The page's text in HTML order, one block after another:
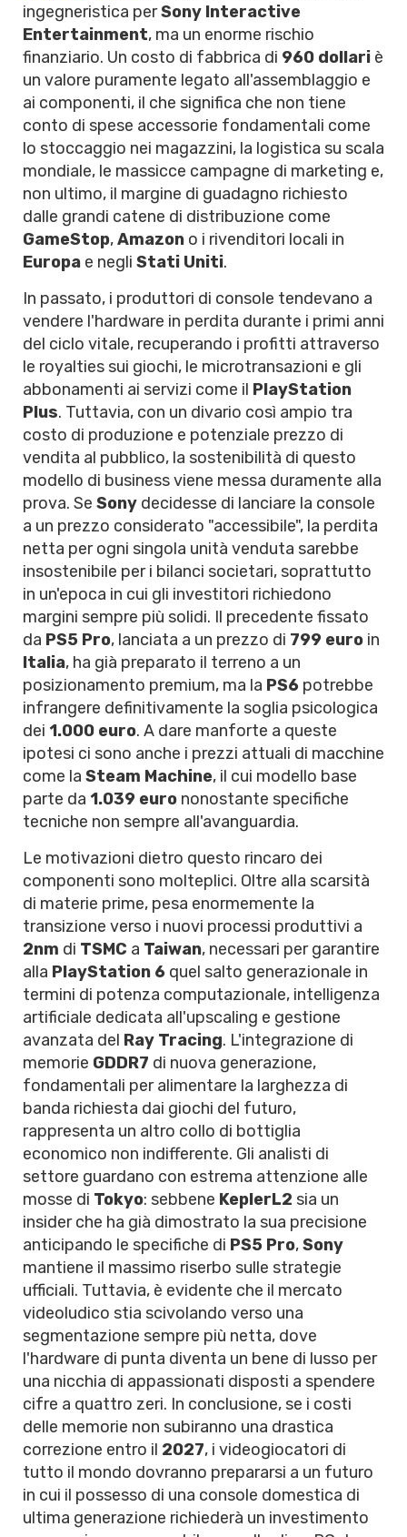
ingegneristica perSony Interactive
Entertainment, ma un enorme rischio
finanziario. Un costo di fabbrica di 960 dollari è
un valore puramente legato all'assemblaggio e
ai componenti, il che significa che non tiene
conto di spese accessorie fondamentali come
lo stoccaggio nei magazzini, la logistica su scala
mondiale, le massicce campagne di marketing e,
non ultimo, il margine di guadagno richiesto
dalle grandi catene di distribuzione come
GameStop,Amazon o i rivenditori locali in
Europa e negli Stati Uniti.
In passato, i produttori di console tendevano a
vendere l'hardware in perdita durante i primi anni
del ciclo vitale, recuperando i profitti attraverso
le royalties sui giochi, le microtransazioni e gli
abbonamenti ai servizi come il PlayStation
Plus. Tuttavia, con un divario così ampio tra
costo di produzione e potenziale prezzo di
vendita al pubblico, la sostenibilità di questo
modello di business viene messa duramente alla
prova. Se Sony decidesse di lanciare la console
a un prezzo considerato "accessibile", la perdita
netta per ogni singola unità venduta sarebbe
insostenibile per i bilanci societari, soprattutto
in un'epoca in cui gli investitori richiedono
margini sempre più solidi. Il precedente fissato
da PS5 Pro, lanciata a un prezzo di 799 euro in
Italia, ha già preparato il terreno a un
posizionamento premium, ma la PS6 potrebbe
infrangere definitivamente la soglia psicologica
dei 1.000 euro. A dare manforte a queste
ipotesi ci sono anche i prezzi attuali di macchine
come la Steam Machine, il cui modello base
parte da 1.039 euro nonostante specifiche
tecniche non sempre all'avanguardia.
Le motivazioni dietro questo rincaro dei
componenti sono molteplici. Oltre alla scarsità
di materie prime, pesa enormemente la
transizione verso i nuovi processi produttivi a
2nm di TSMC a Taiwan, necessari per garantire
alla PlayStation 6 quel salto generazionale in
termini di potenza computazionale, intelligenza
artificiale dedicata all'upscaling e gestione
avanzata del Ray Tracing. L'integrazione di
memorie GDDR7 di nuova generazione,
fondamentali per alimentare la larghezza di
banda richiesta dai giochi del futuro,
rappresenta un altro collo di bottiglia
economico non indifferente. Gli analisti di
settore guardano con estrema attenzione alle
mosse di Tokyo: sebbene KeplerL2 sia un
insider che ha già dimostrato la sua precisione
anticipando le specifiche di PS5 Pro,Sony
mantiene il massimo riserbo sulle strategie
ufficiali. Tuttavia, è evidente che il mercato
videoludico stia scivolando verso una
segmentazione sempre più netta, dove
l'hardware di punta diventa un bene di lusso per
una nicchia di appassionati disposti a spendere
cifre a quattro zeri. In conclusione, se i costi
delle memorie non subiranno una drastica
correzione entro il 2027, i videogiocatori di
tutto il mondo dovranno prepararsi a un futuro
in cui il possesso di una console domestica di
ultima generazione richiederà un investimento